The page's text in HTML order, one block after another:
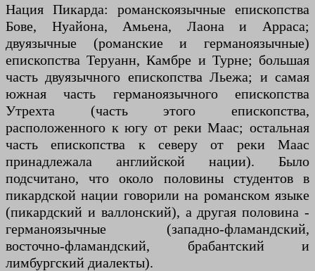
Нация Пикарда: романскоязычные епископства
Бове, Нуайона, Амьена, Лаона и Арраса;
двуязычные (романские и германоязычные)
епископства Теруанн, Камбре и Турне; большая
часть двуязычного епископства Льежа; и самая
южная часть германоязычного епископства
Утрехта (часть этого епископства,
расположенного к югу от реки Маас; остальная
часть епископства к северу от реки Маас
принадлежала английской нации). Было
подсчитано, что около половины студентов в
пикардской нации говорили на романском языке
(пикардский и валлонский), а другая половина -
германоязычные (западно-фламандский,
восточно-фламандский, брабантский и
лимбургский диалекты).